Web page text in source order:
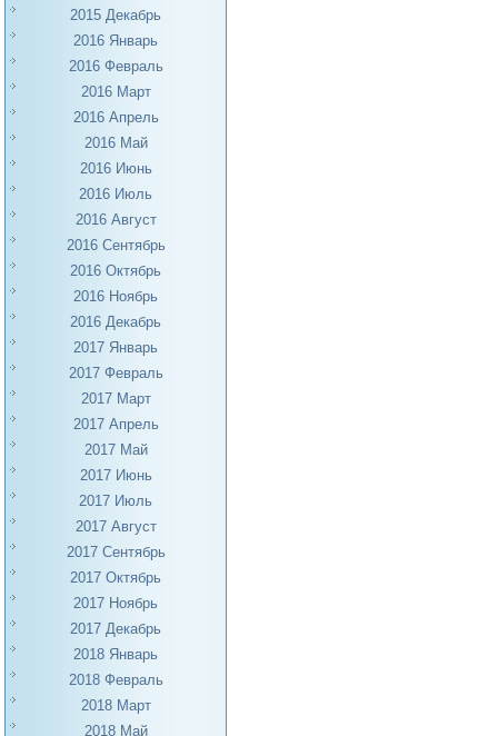
2015 Декабрь
2016 Январь
2016 Февраль
2016 Март
2016 Апрель
2016 Май
2016 Июнь
2016 Июль
2016 Август
2016 Сентябрь
2016 Октябрь
2016 Ноябрь
2016 Декабрь
2017 Январь
2017 Февраль
2017 Март
2017 Апрель
2017 Май
2017 Июнь
2017 Июль
2017 Август
2017 Сентябрь
2017 Октябрь
2017 Ноябрь
2017 Декабрь
2018 Январь
2018 Февраль
2018 Март
2018 Май